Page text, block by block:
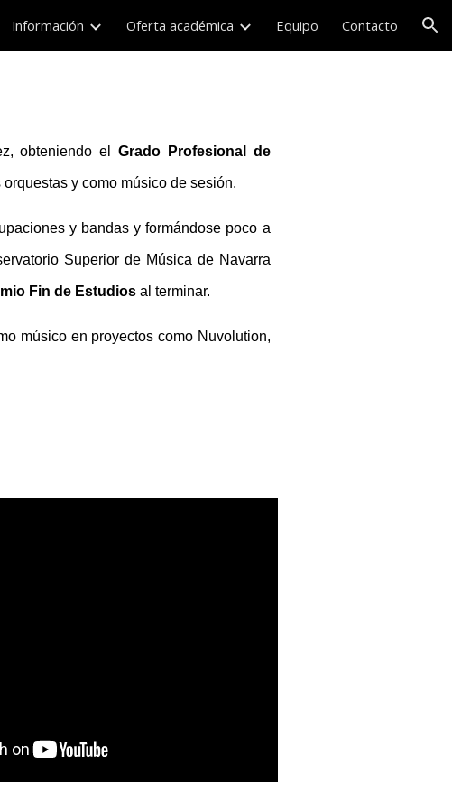
Información Oferta académica Equipo Contacto
obteniendo el Grado Profesional de
y como músico de sesión.
y bandas y formándose poco a
Superior de Música de Navarra
Fin de Estudios al terminar.
músico en proyectos como Nuvolution,